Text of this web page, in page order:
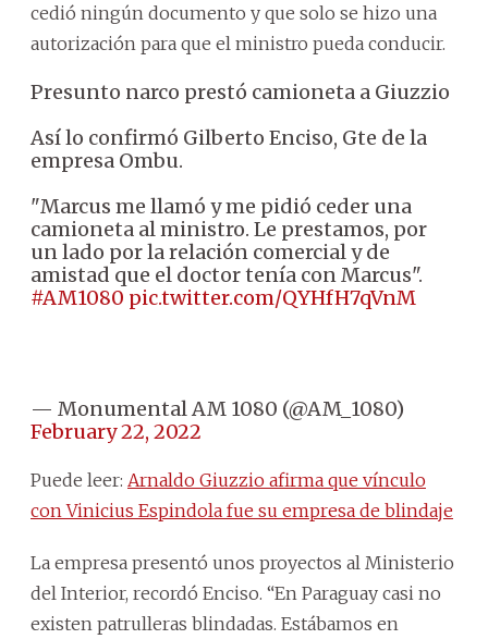
cedió ningún documento y que solo se hizo una
autorización para que el ministro pueda conducir.
Presunto narco prestó camioneta a Giuzzio
Así lo confirmó Gilberto Enciso, Gte de la
empresa Ombu.
"Marcus me llamó y me pidió ceder una
camioneta al ministro. Le prestamos, por
un lado por la relación comercial y de
amistad que el doctor tenía con Marcus".
#AM1080 pic.twitter.com/QYHfH7qVnM
— Monumental AM 1080 (@AM_1080)
February 22, 2022
Puede leer: Arnaldo Giuzzio afirma que vínculo
con Vinicius Espindola fue su empresa de blindaje
La empresa presentó unos proyectos al Ministerio
del Interior, recordó Enciso. “En Paraguay casi no
existen patrulleras blindadas. Estábamos en